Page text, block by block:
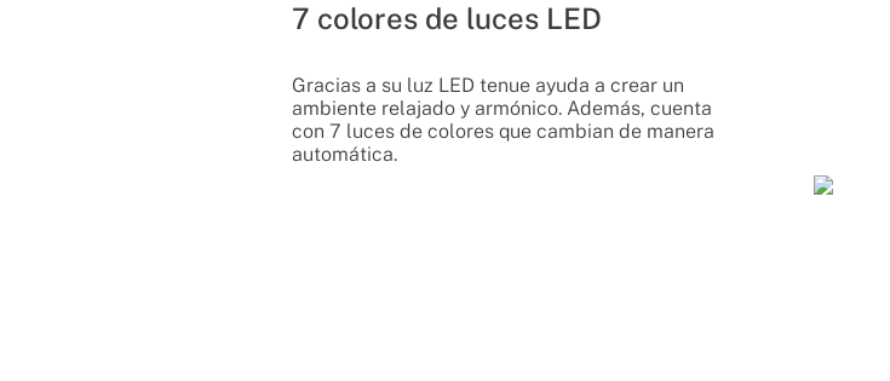
7 colores de luces LED
Gracias a su luz LED tenue ayuda a crear un
ambiente relajado y armónico. Además, cuenta
con 7 luces de colores que cambian de manera
automática.